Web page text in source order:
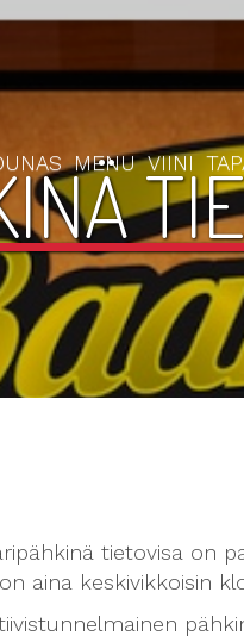
MENU VIINI
tietovisa on
aina keskivikkoisin